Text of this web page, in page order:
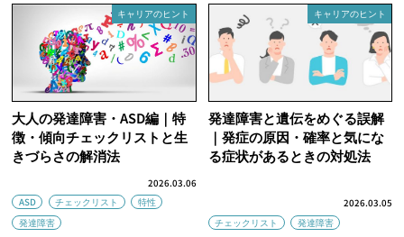
キャリアのヒント
大人の発達障害・ASD編｜特
徴・傾向チェックリストと生
きづらさの解消法
2026.03.06
ASD
チェックリスト
特性
発達障害
キャリアのヒント
発達障害と遺伝をめぐる誤解
｜発症の原因・確率と気にな
る症状があるときの対処法
2026.03.05
チェックリスト
発達障害